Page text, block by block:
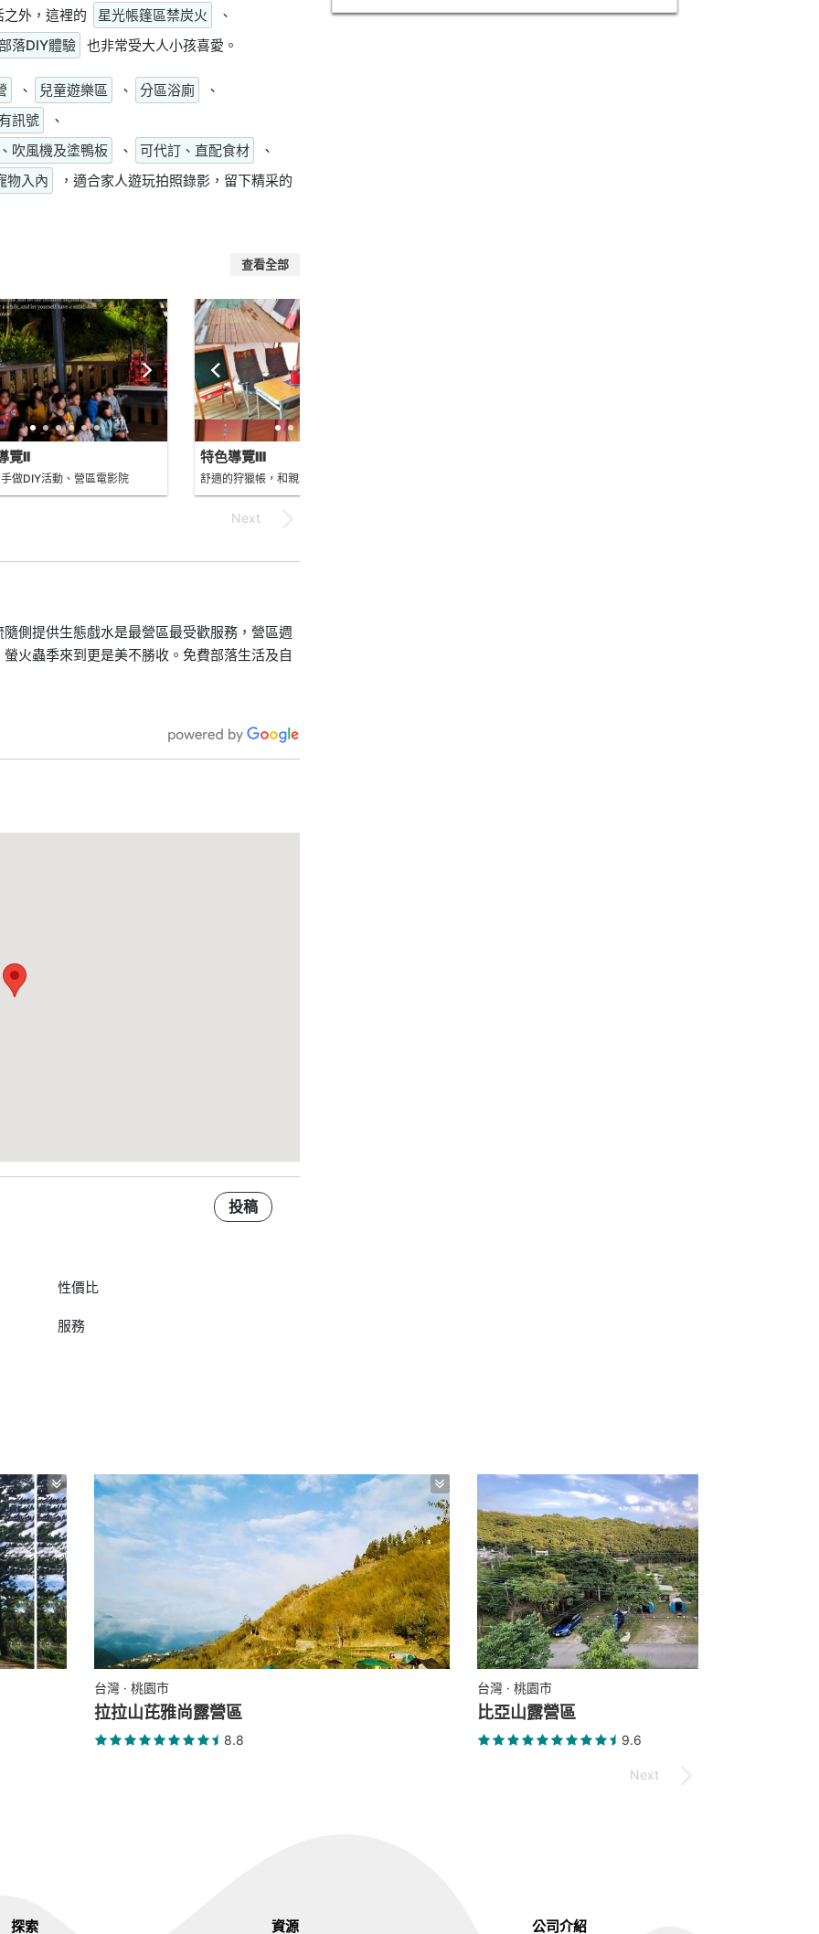
外，這裡的 星光帳篷區禁炭火
、
落DIY體驗
也非常受大人小孩喜愛。
、 兒童遊樂區 、 分區浴廁
、
訊號
、
吹風機及塗鴨板
、 可代訂、直配食材
、
物入內
，適合家人遊玩拍照錄影，留下精采的
查看全部
覽II
做DIY活動、營區電影院
特色導覽III
舒適的狩獵帳，和親友留下難忘回憶
側提供生態戲水是最營區最受歡服務，營區週
火蟲季來到更是美不勝收。免費部落生活及自
投稿
性價比
服務
台灣 · 桃園市
拉拉山芘雅尚露營區
8.8
台灣 · 桃園市
比亞山露營區
9.6
探索 資源 公司介紹